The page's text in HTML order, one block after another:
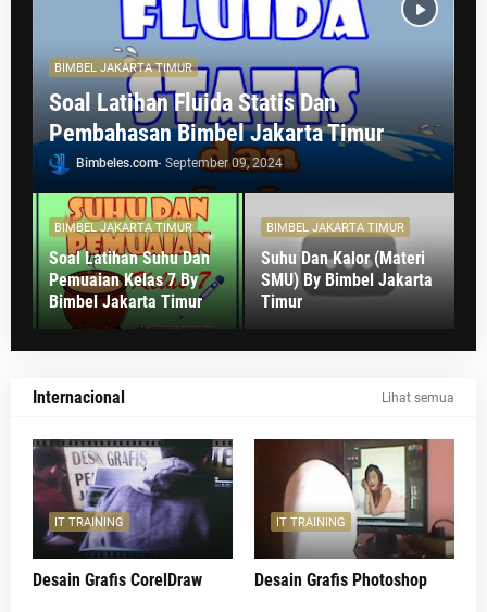
BIMBEL JAKARTA TIMUR
Soal Latihan Fluida Statis Dan
Pembahasan Bimbel Jakarta Timur
Bimbeles.com- September 09, 2024
BIMBEL JAKARTA TIMUR
Soal Latihan Suhu Dan
Pemuaian Kelas 7 By
Bimbel Jakarta Timur
BIMBEL JAKARTA TIMUR
Suhu Dan Kalor (Materi
SMU) By Bimbel Jakarta
Timur
Internacional Lihat semua
IT TRAINING
Desain Grafis CorelDraw
IT TRAINING
Desain Grafis Photoshop